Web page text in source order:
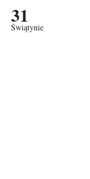
31
Świątynie